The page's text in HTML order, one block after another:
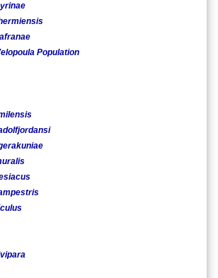
Population